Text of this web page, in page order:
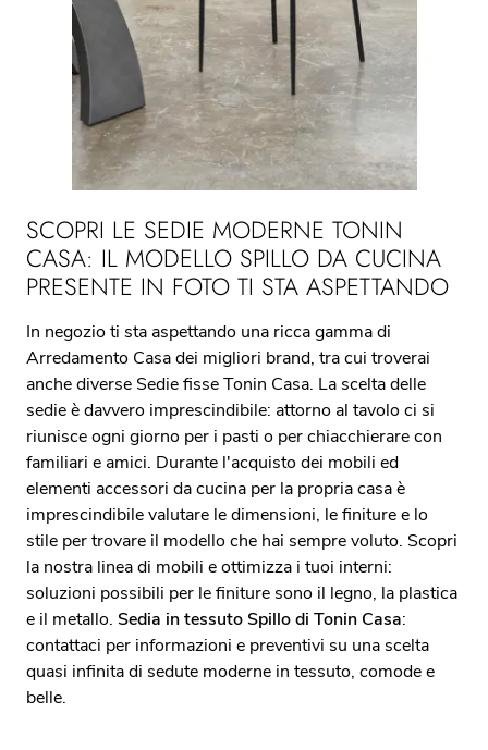
SCOPRI LE SEDIE MODERNE TONIN
CASA: IL MODELLO SPILLO DA CUCINA
PRESENTE IN FOTO TI STA ASPETTANDO
In negozio ti sta aspettando una ricca gamma di
Arredamento Casa dei migliori brand, tra cui troverai
anche diverse Sedie fisse Tonin Casa. La scelta delle
sedie è davvero imprescindibile: attorno al tavolo ci si
riunisce ogni giorno per i pasti o per chiacchierare con
familiari e amici. Durante l'acquisto dei mobili ed
elementi accessori da cucina per la propria casa è
imprescindibile valutare le dimensioni, le finiture e lo
stile per trovare il modello che hai sempre voluto. Scopri
la nostra linea di mobili e ottimizza i tuoi interni:
soluzioni possibili per le finiture sono il legno, la plastica
e il metallo. Sedia in tessuto Spillo di Tonin Casa:
contattaci per informazioni e preventivi su una scelta
quasi infinita di sedute moderne in tessuto, comode e
belle.